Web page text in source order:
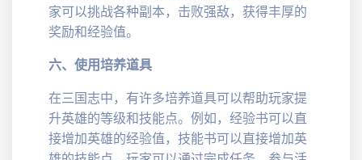
家可以挑战各种副本，击败强敌，获得丰厚的
奖励和经验值。
六、使用培养道具
在三国志中，有许多培养道具可以帮助玩家提
升英雄的等级和技能点。例如，经验书可以直
接增加英雄的经验值，技能书可以直接增加英